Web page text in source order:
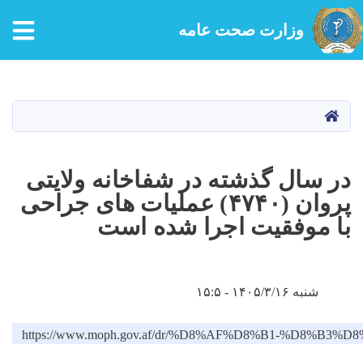
content
وزارت صحت عامه
HOME
در سال گذشته در شفاخانه ولایتی
پروان (۴۷۴۰) عملیات های جراحی
با موفقیت اجرا شده است
شنبه ۱۴۰۵/۳/۱۶ - ۱۵:۵
https://www.moph.gov.af/dr/%D8%AF%D8%B1-